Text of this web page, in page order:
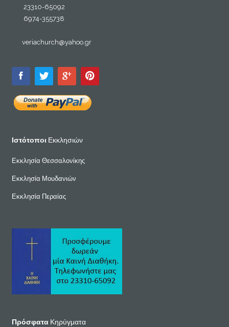
23310-65092
6974-355738
veriachurch@yahoo.gr
Ιστότοποι Εκκλησιών
Εκκλησία Θεσσαλονίκης
Εκκλησία Μουδανιών
Εκκλησία Περαίας
Πρόσφατα Κηρύγματα